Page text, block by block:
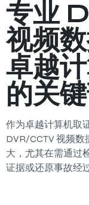
专业
视频
卓越
的关
作为卓越计算机取
DVR/CCTV 视频
大，尤其在需通过
证据或还原事故经